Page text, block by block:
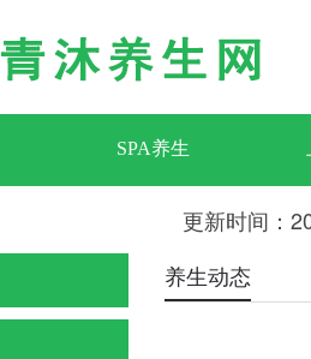
SPA养生
更新时间：
养生动态